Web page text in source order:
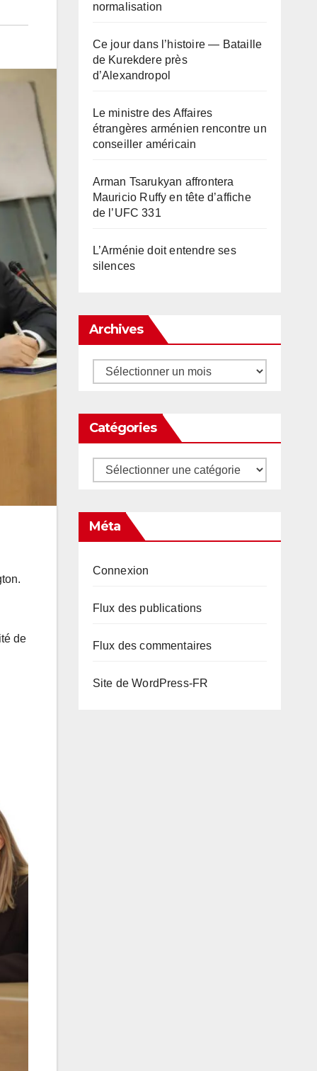
de
normalisation
Ce jour dans l’histoire — Bataille
de Kurekdere près
d’Alexandropol
Le ministre des Affaires
étrangères arménien rencontre un
conseiller américain
Arman Tsarukyan affrontera
Mauricio Ruffy en tête d’affiche
de l’UFC 331
L’Arménie doit entendre ses
silences
Archives
Archives
Catégories
Catégories
Méta
Connexion
Flux des publications
Flux des commentaires
Site de WordPress-FR